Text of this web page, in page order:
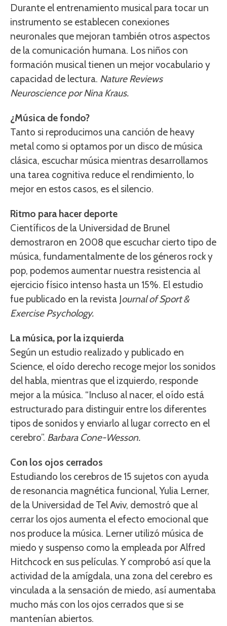
Durante el entrenamiento musical para tocar un
instrumento se establecen conexiones
neuronales que mejoran también otros aspectos
de la comunicación humana. Los niños con
formación musical tienen un mejor vocabulario y
capacidad de lectura. Nature Reviews
Neuroscience por Nina Kraus.
¿Música de fondo?
Tanto si reproducimos una canción de heavy
metal como si optamos por un disco de música
clásica, escuchar música mientras desarrollamos
una tarea cognitiva reduce el rendimiento, lo
mejor en estos casos, es el silencio.
Ritmo para hacer deporte
Científicos de la Universidad de Brunel
demostraron en 2008 que escuchar cierto tipo de
música, fundamentalmente de los géneros rock y
pop, podemos aumentar nuestra resistencia al
ejercicio físico intenso hasta un 15%. El estudio
fue publicado en la revista Journal of Sport &
Exercise Psychology.
La música, por la izquierda
Según un estudio realizado y publicado en
Science, el oído derecho recoge mejor los sonidos
del habla, mientras que el izquierdo, responde
mejor a la música. “Incluso al nacer, el oído está
estructurado para distinguir entre los diferentes
tipos de sonidos y enviarlo al lugar correcto en el
cerebro”. Barbara Cone-Wesson.
Con los ojos cerrados
Estudiando los cerebros de 15 sujetos con ayuda
de resonancia magnética funcional, Yulia Lerner,
de la Universidad de Tel Aviv, demostró que al
cerrar los ojos aumenta el efecto emocional que
nos produce la música. Lerner utilizó música de
miedo y suspenso como la empleada por Alfred
Hitchcock en sus películas. Y comprobó así que la
actividad de la amígdala, una zona del cerebro es
vinculada a la sensación de miedo, así aumentaba
mucho más con los ojos cerrados que si se
mantenían abiertos.